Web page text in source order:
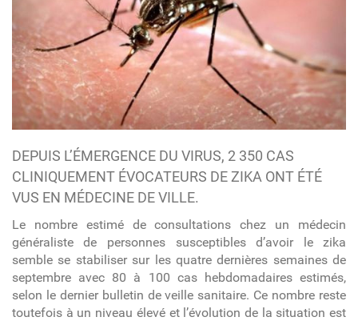
DEPUIS L’ÉMERGENCE DU VIRUS, 2 350 CAS
CLINIQUEMENT ÉVOCATEURS DE ZIKA ONT ÉTÉ
VUS EN MÉDECINE DE VILLE.
Le nombre estimé de consultations chez un médecin
généraliste de personnes susceptibles d’avoir le zika
semble se stabiliser sur les quatre dernières semaines de
septembre avec 80 à 100 cas hebdomadaires estimés,
selon le dernier bulletin de veille sanitaire. Ce nombre reste
toutefois à un niveau élevé et l’évolution de la situation est